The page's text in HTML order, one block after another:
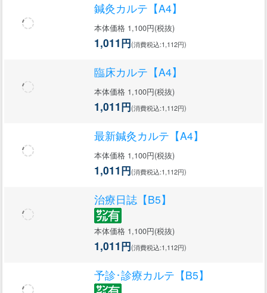
鍼灸カルテ【A4】
本体価格 1,100円(税抜)
1,011円(消費税込:1,112円)
臨床カルテ【A4】
本体価格 1,100円(税抜)
1,011円(消費税込:1,112円)
最新鍼灸カルテ【A4】
本体価格 1,100円(税抜)
1,011円(消費税込:1,112円)
治療日誌【B5】
本体価格 1,100円(税抜)
1,011円(消費税込:1,112円)
予診･診療カルテ【B5】